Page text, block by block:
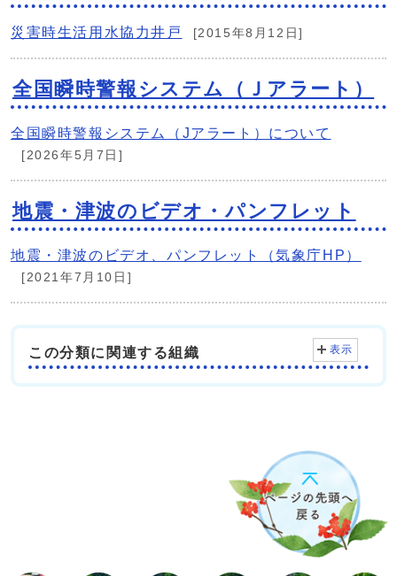
災害時生活用水協力井戸 [2015年8月12日]
全国瞬時警報システム（Ｊアラート）
全国瞬時警報システム（Jアラート）について
[2026年5月7日]
地震・津波のビデオ・パンフレット
地震・津波のビデオ、パンフレット（気象庁HP）
[2021年7月10日]
この分類に関連する組織 表示